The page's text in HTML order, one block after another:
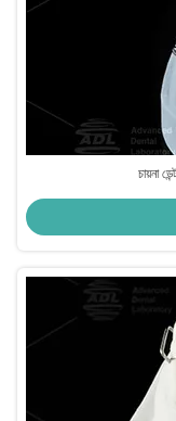
চায়না